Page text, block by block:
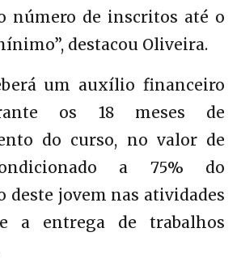
número de inscritos até o
destacou Oliveira.
um auxílio financeiro
os 18 meses de
do curso, no valor de
a 75% do
deste jovem nas atividades
a entrega de trabalhos